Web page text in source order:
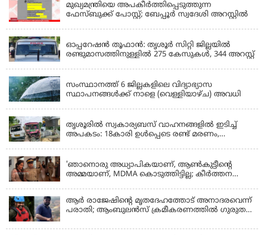
മുഖ്യമന്ത്രിയെ അപകീർത്തിപ്പെടുത്തുന്ന
ഫേസ്‌ബുക്ക് പോസ്റ്റ്; ബേപ്പൂർ സ്വദേശി അറസ്റ്റിൽ
ഓപ്പറേഷൻ തൂഫാൻ: തൃശൂർ സിറ്റി ജില്ലയിൽ
രണ്ടുമാസത്തിനുള്ളിൽ 275 കേസുകൾ, 344 അറസ്റ്റ്
സംസ്ഥാനത്ത് 6 ജില്ലകളിലെ വിദ്യാഭ്യാസ
സ്ഥാപനങ്ങൾക്ക് നാളെ (വെള്ളിയാഴ്ച) അവധി
തൃശൂരിൽ സ്വകാര്യബസ് വാഹനങ്ങളില്‍ ഇടിച്ച്
അപകടം: 18കാരി ഉൾപ്പെടെ രണ്ട് മരണം,
'ഞാനൊരു അധ്യാപികയാണ്, ആണ്‍കുട്ടീന്റെ
അമ്മയാണ്‌, MDMA കൊടുത്തിട്ടില്ല; കീർത്തന
ആര്‍ രാജേഷിന്റെ മൃതദേഹത്തോട് അനാദരവെന്ന്
പരാതി; ആംബുലന്‍സ് ക്രമീകരണത്തില്‍ ഗുരുതര
ഫ്രീസര്‍ സംവിധാനം ഇല്ലാതെയെന്നും ആരോപണം